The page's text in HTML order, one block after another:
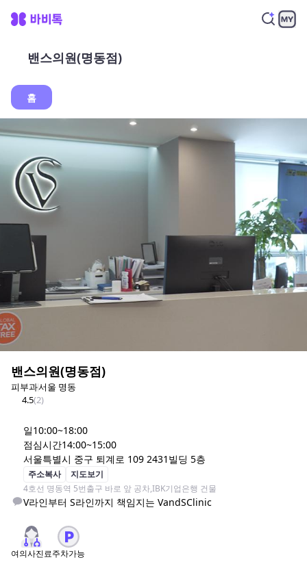
밴스의원(명동점)
홈
밴스의원(명동점)
피부과서울 명동
4.5(2)
일10:00~18:00
점심시간14:00~15:00
서울특별시 중구 퇴계로 109 2431빌딩 5층
주소복사
지도보기
4호선 명동역 5번출구 바로 앞 공차,IBK기업은행 건물
V라인부터 S라인까지 책임지는 VandSClinic
여의사진료주차가능